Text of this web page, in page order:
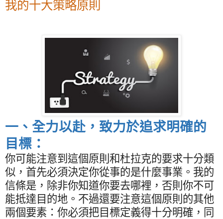
我的十大策略原則
一、全力以赴，致力於追求明確的
目標：
你可能注意到這個原則和杜拉克的要求十分類
似，首先必須決定你從事的是什麼事業。我的
信條是，除非你知道你要去哪裡，否則你不可
能抵達目的地。不過還要注意這個原則的其他
兩個要素：你必須把目標定義得十分明確，同